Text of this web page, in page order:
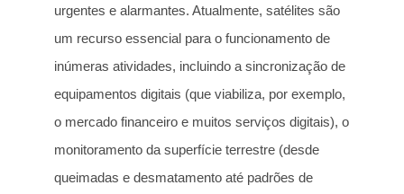
urgentes e alarmantes. Atualmente, satélites são
um recurso essencial para o funcionamento de
inúmeras atividades, incluindo a sincronização de
equipamentos digitais (que viabiliza, por exemplo,
o mercado financeiro e muitos serviços digitais), o
monitoramento da superfície terrestre (desde
queimadas e desmatamento até padrões de